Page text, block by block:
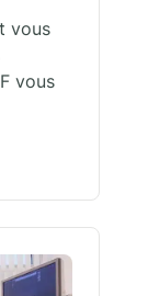
vous
vous